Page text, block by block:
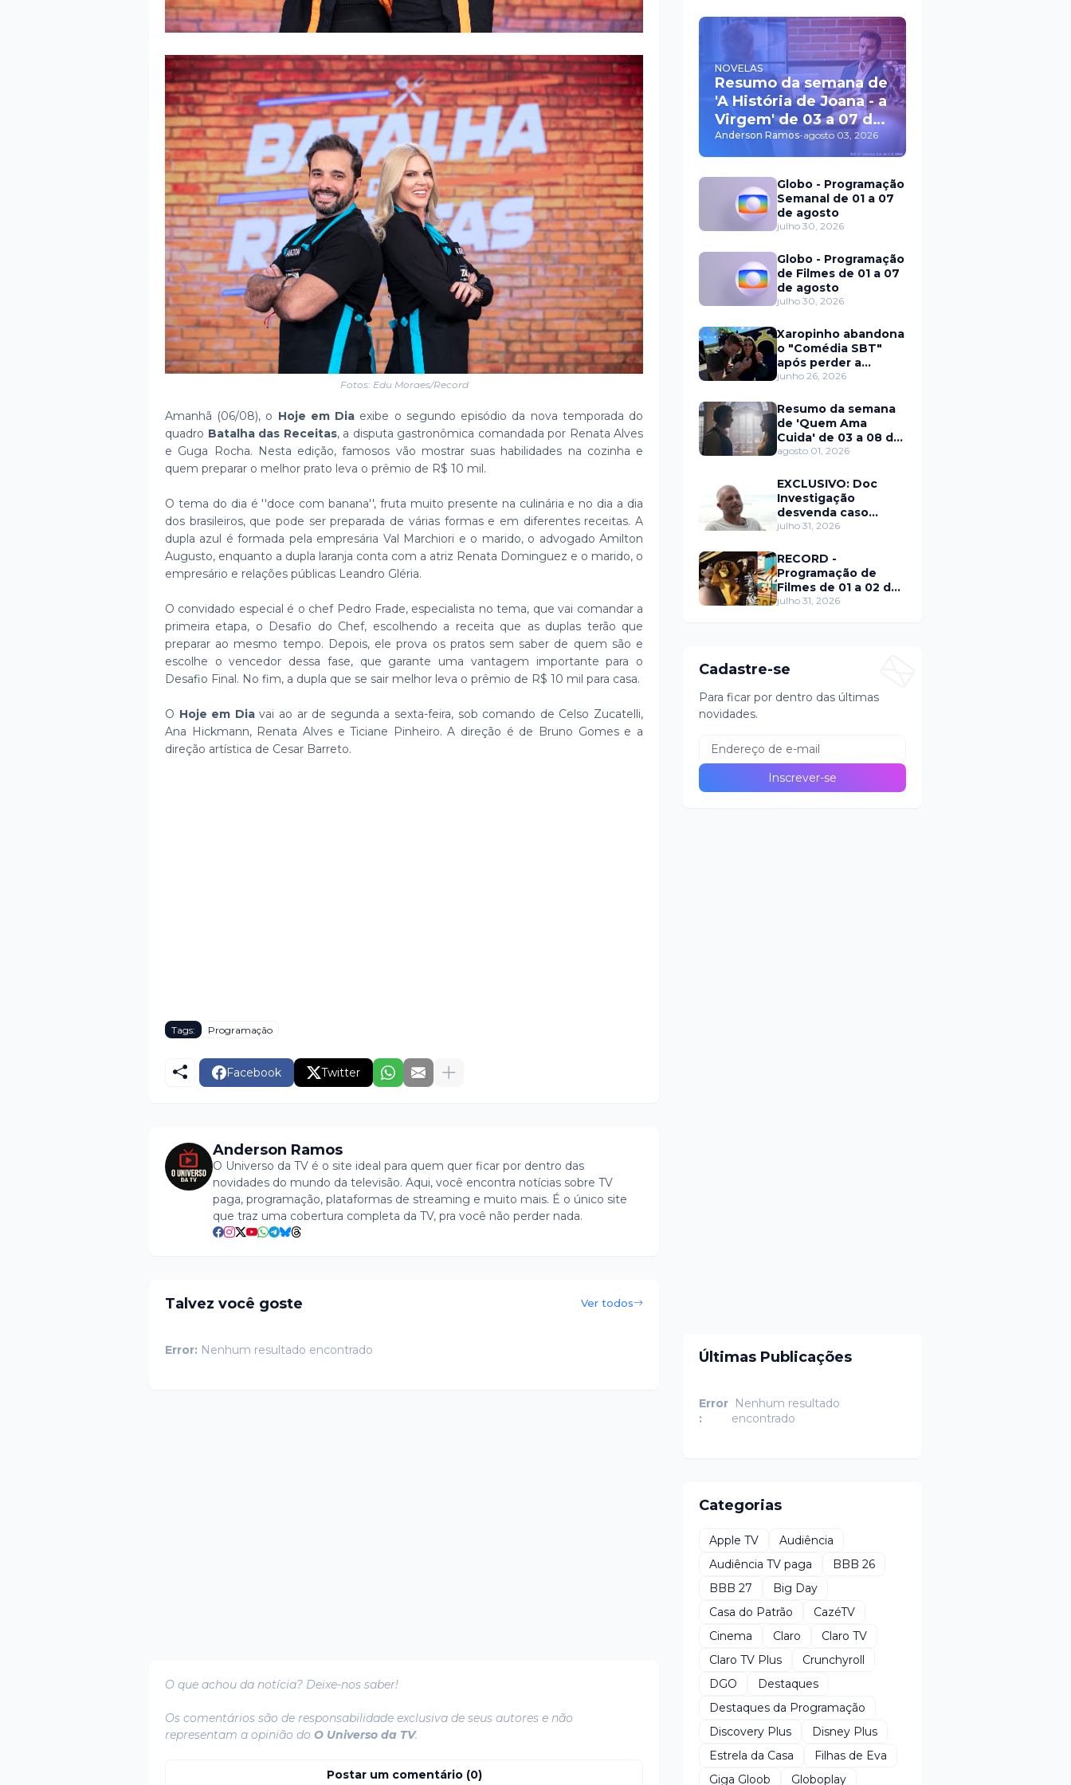
Fotos: Edu Moraes/Record
Amanhã (06/08), o Hoje em Dia exibe o segundo episódio da nova temporada do
quadro Batalha das Receitas, a disputa gastronômica comandada por Renata Alves
e Guga Rocha. Nesta edição, famosos vão mostrar suas habilidades na cozinha e
quem preparar o melhor prato leva o prêmio de R$ 10 mil.
O tema do dia é ''doce com banana'', fruta muito presente na culinária e no dia a dia
dos brasileiros, que pode ser preparada de várias formas e em diferentes receitas. A
dupla azul é formada pela empresária Val Marchiori e o marido, o advogado Amilton
Augusto, enquanto a dupla laranja conta com a atriz Renata Dominguez e o marido, o
empresário e relações públicas Leandro Gléria.
O convidado especial é o chef Pedro Frade, especialista no tema, que vai comandar a
primeira etapa, o Desafio do Chef, escolhendo a receita que as duplas terão que
preparar ao mesmo tempo. Depois, ele prova os pratos sem saber de quem são e
escolhe o vencedor dessa fase, que garante uma vantagem importante para o
Desafio Final. No fim, a dupla que se sair melhor leva o prêmio de R$ 10 mil para casa.
O Hoje em Diavai ao ar de segunda a sexta-feira, sob comando de Celso Zucatelli,
Ana Hickmann, Renata Alves e Ticiane Pinheiro. A direção é de Bruno Gomes e a
direção artística de Cesar Barreto.
Tags: Programação
Facebook Twitter
Anderson Ramos
O Universo da TV é o site ideal para quem quer ficar por dentro das
novidades do mundo da televisão. Aqui, você encontra notícias sobre TV
paga, programação, plataformas de streaming e muito mais. É o único site
que traz uma cobertura completa da TV, pra você não perder nada.
Talvez você goste Ver todos
Error: Nenhum resultado encontrado
O que achou da notícia? Deixe-nos saber!
Os comentários são de responsabilidade exclusiva de seus autores e não
representam a opinião do O Universo da TV.
Postar um comentário (0)
NOVELAS
Resumo da semana de
'A História de Joana - a
Virgem' de 03 a 07 de
agosto
Anderson Ramos-agosto 03, 2026
Globo - Programação
Semanal de 01 a 07
de agosto
julho 30, 2026
Globo - Programação
de Filmes de 01 a 07
de agosto
julho 30, 2026
Xaropinho abandona
o "Comédia SBT"
após perder a
paciência com Sarro
junho 26, 2026
Resumo da semana
de 'Quem Ama
Cuida' de 03 a 08 de
agosto
agosto 01, 2026
EXCLUSIVO: Doc
Investigação
desvenda caso
Eduardo Martins e
trás de fraude
internacional
julho 31, 2026
RECORD -
Programação de
Filmes de 01 a 02 de
agosto
julho 31, 2026
Cadastre-se
Para ficar por dentro das últimas
novidades.
Últimas Publicações
Error
:
Nenhum resultado
encontrado
Categorias
Apple TV
Audiência
Audiência TV paga
BBB 26
BBB 27
Big Day
Casa do Patrão
CazéTV
Cinema
Claro
Claro TV
Claro TV Plus
Crunchyroll
DGO
Destaques
Destaques da Programação
Discovery Plus
Disney Plus
Estrela da Casa
Filhas de Eva
Giga Gloob
Globoplay